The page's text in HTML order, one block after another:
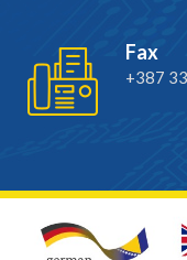
Fax
+387